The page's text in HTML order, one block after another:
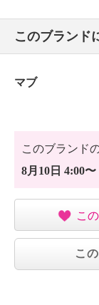
このブランド
マブ
このブランド
8月10日 4:00
こ
こ